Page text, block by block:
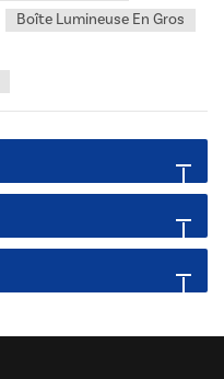
Boîte Lumineuse En Gros